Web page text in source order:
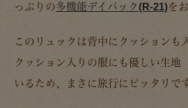
っぷりの多機能デイパック(R-21)を
このリュックは背中にクッションも
クッション入りの服にも優しい生地
いるため、まさに旅行にピッタリで